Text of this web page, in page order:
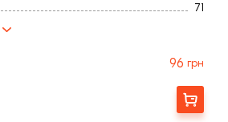
71
16,0
115
Италія
96 грн
Замовити